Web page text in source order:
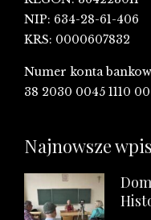
NIP: 634-28-61-406
KRS: 0000607832
Numer konta
38 2030 0045 1110
Najnowsze